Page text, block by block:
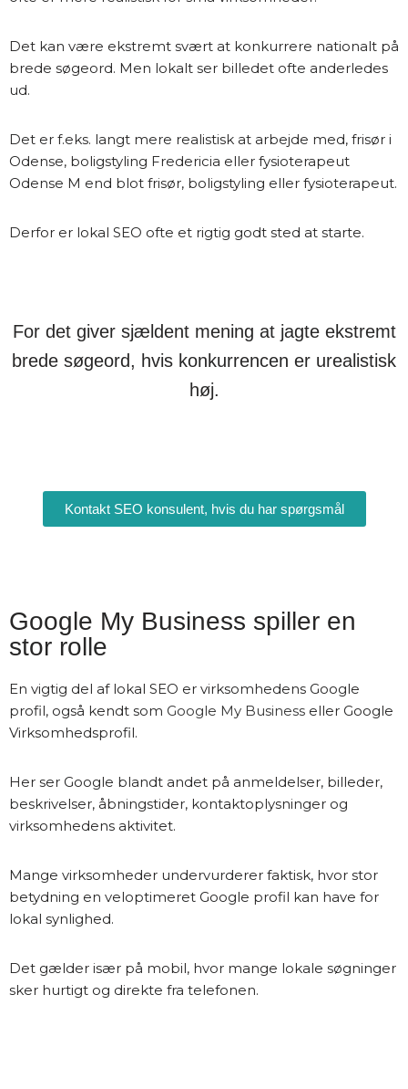
Det kan være ekstremt svært at konkurrere nationalt på
brede søgeord. Men lokalt ser billedet ofte anderledes
ud.
Det er f.eks. langt mere realistisk at arbejde med, frisør i
Odense, boligstyling Fredericia eller fysioterapeut
Odense M end blot frisør, boligstyling eller fysioterapeut.
Derfor er lokal SEO ofte et rigtig godt sted at starte.
For det giver sjældent mening at jagte ekstremt
brede søgeord, hvis konkurrencen er urealistisk
høj.
Kontakt SEO konsulent, hvis du har spørgsmål
Google My Business spiller en
stor rolle
En vigtig del af lokal SEO er virksomhedens Google
profil, også kendt som Google My Business eller Google
Virksomhedsprofil.
Her ser Google blandt andet på anmeldelser, billeder,
beskrivelser, åbningstider, kontaktoplysninger og
virksomhedens aktivitet.
Mange virksomheder undervurderer faktisk, hvor stor
betydning en veloptimeret Google profil kan have for
lokal synlighed.
Det gælder især på mobil, hvor mange lokale søgninger
sker hurtigt og direkte fra telefonen.